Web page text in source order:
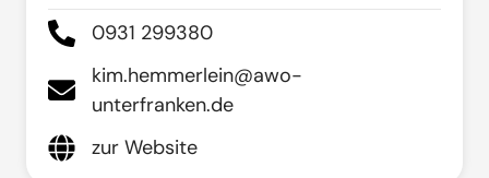
0931 299380
kim.hemmerlein@awo-
unterfranken.de
zur Website